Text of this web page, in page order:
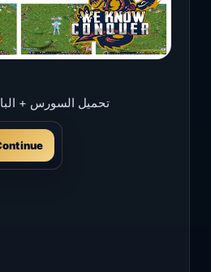
تحميل السورس +